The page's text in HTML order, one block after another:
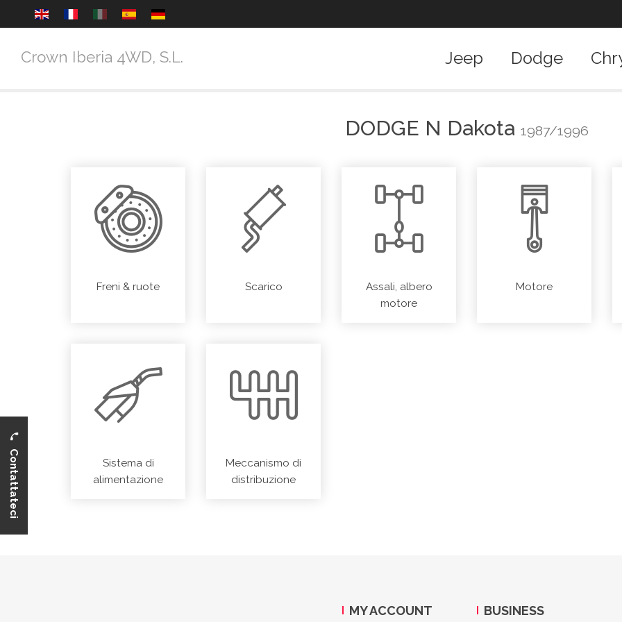
Crown Iberia 4WD, S.L. Jeep Dodge
DODGE N Dakota 1987/1996
Freni & ruote Scarico
Assali, albero
motore
Motore
Sistema di
alimentazione
Meccanismo di
distribuzione
MY ACCOUNT BUSINESS
Contattateci